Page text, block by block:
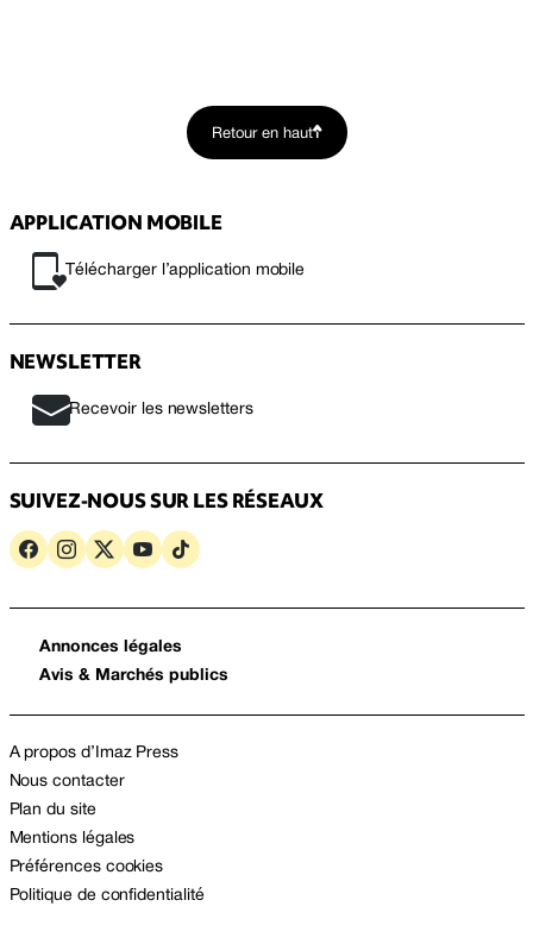
Retour en haut
APPLICATION MOBILE
Télécharger l’application mobile
NEWSLETTER
Recevoir les newsletters
SUIVEZ-NOUS SUR LES RÉSEAUX
Annonces légales
Avis & Marchés publics
A propos d’Imaz Press
Nous contacter
Plan du site
Mentions légales
Préférences cookies
Politique de confidentialité